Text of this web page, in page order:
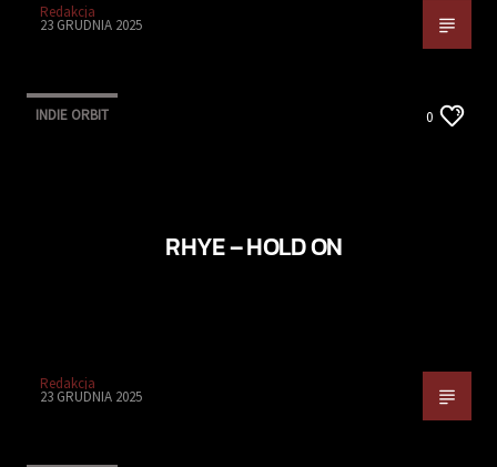
Redakcja
23 GRUDNIA 2025
INDIE ORBIT 0
RHYE – HOLD ON
Redakcja
23 GRUDNIA 2025